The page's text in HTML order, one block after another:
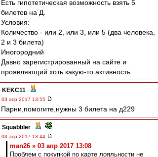
Есть гипотетическая возможность взять 5
билетов на Д.
Условия:
Количество - или 2, или 3, или 5 (два человека,
2 и 3 билета)
Иногородний
Давно зарегистрированный на сайте и
проявляющий хоть какую-то активность
KEKC11 -
03 апр 2017 13:55
Парни,помогите,нужны 3 билета на д229
Squabbler -
03 апр 2017 13:44
man26 » 03 апр 2017 13:08
Проблем с покупкой по карте лояльности не